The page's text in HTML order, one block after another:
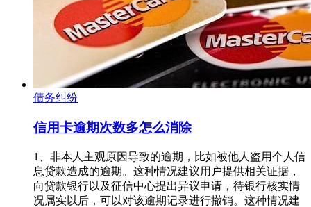
债务纠纷
信用卡逾期次数多怎么消除
1、非本人主观原因导致的逾期，比如被他人盗用个人信
息贷款造成的逾期。这种情况建议用户提供相关证据，
向贷款银行以及征信中心提出异议申请，待银行核实情
况属实以后，可以对该逾期记录进行撤销。这种情况建